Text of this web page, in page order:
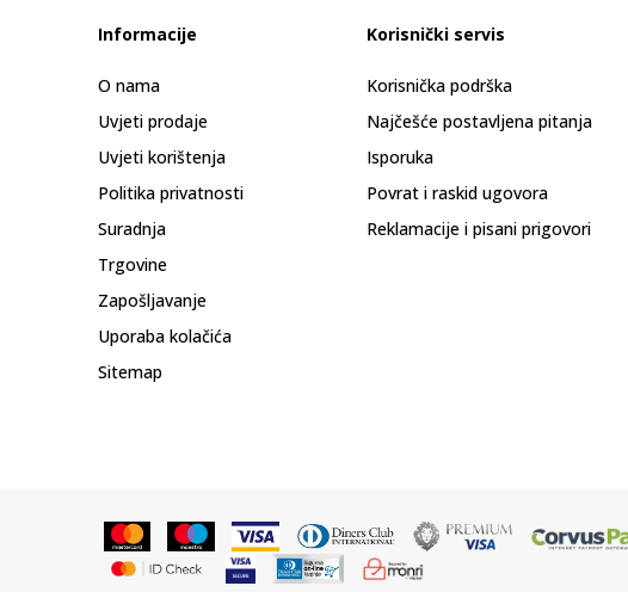
Informacije
O nama
Uvjeti prodaje
Uvjeti korištenja
Politika privatnosti
Suradnja
Trgovine
Zapošljavanje
Uporaba kolačića
Sitemap
Korisnički servis
Korisnička podrška
Najčešće postavljena pitanja
Isporuka
Povrat i raskid ugovora
Reklamacije i pisani prigovori